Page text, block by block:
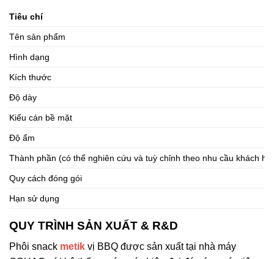
Tiêu chí
Tên sản phẩm
Hình dạng
Kích thước
Độ dày
Kiểu cán bề mặt
Độ ẩm
Thành phần (có thể nghiên cứu và tuỳ chỉnh theo nhu cầu khách
Quy cách đóng gói
Hạn sử dụng
QUY TRÌNH SẢN XUẤT & R&D
Phôi snack metik vị BBQ được sản xuất tại nhà máy